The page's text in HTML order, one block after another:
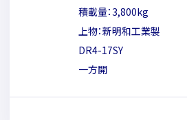
積載量：3,800kg
上物：新明和工業製
DR4-17SY
一方開